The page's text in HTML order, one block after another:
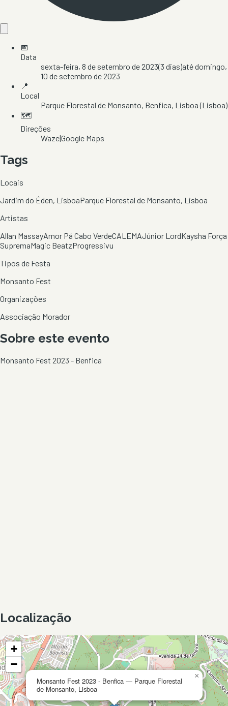
📅
Data
sexta-feira, 8 de setembro de 2023(3 dias)atédomingo,
10 de setembro de 2023
📍
Local
Parque Florestal de Monsanto, Benfica, Lisboa(Lisboa)
🗺️
Direções
Waze|Google Maps
Tags
Locais
Jardim do Éden, LisboaParque Florestal de Monsanto, Lisboa
Artistas
Allan MassayAmor Pá Cabo VerdeCALEMAJúnior LordKaysha Força
SupremaMagic BeatzProgressivu
Tipos de Festa
Monsanto Fest
Organizações
Associação Morador
Sobre este evento
Monsanto Fest 2023 - Benfica
Localização
Monsanto Fest 2023 - Benfica — Parque Florestal
de Monsanto, Lisboa
×
+
−